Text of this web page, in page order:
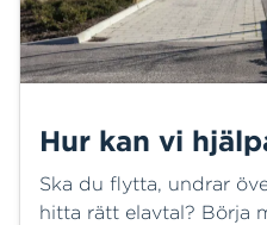
Hur kan vi
Ska du flytta, undrar
hitta rätt elavtal? Börja